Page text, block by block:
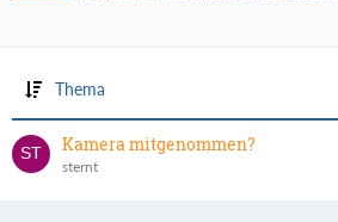
Thema
Kamera mitgenommen?
sternt